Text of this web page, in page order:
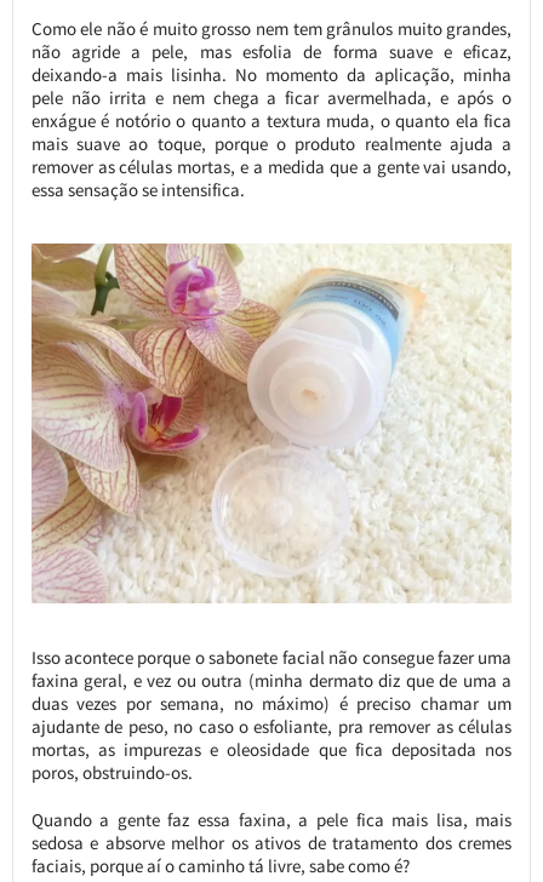
Como ele não é muito grosso nem tem grânulos muito grandes,
não agride a pele, mas esfolia de forma suave e eficaz,
deixando-a mais lisinha. No momento da aplicação, minha
pele não irrita e nem chega a ficar avermelhada, e após o
enxágue é notório o quanto a textura muda, o quanto ela fica
mais suave ao toque, porque o produto realmente ajuda a
remover as células mortas, e a medida que a gente vai usando,
essa sensação se intensifica.
Isso acontece porque o sabonete facial não consegue fazer uma
faxina geral, e vez ou outra (minha dermato diz que de uma a
duas vezes por semana, no máximo) é preciso chamar um
ajudante de peso, no caso o esfoliante, pra remover as células
mortas, as impurezas e oleosidade que fica depositada nos
poros, obstruindo-os.
Quando a gente faz essa faxina, a pele fica mais lisa, mais
sedosa e absorve melhor os ativos de tratamento dos cremes
faciais, porque aí o caminho tá livre, sabe como é?